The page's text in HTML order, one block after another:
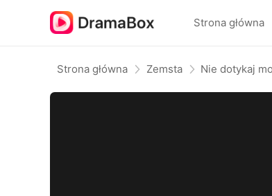
Strona główna
Strona główna Zemsta Nie dotykaj